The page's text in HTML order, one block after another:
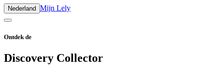
Nederland Mijn Lely
Ontdek de
Discovery Collector